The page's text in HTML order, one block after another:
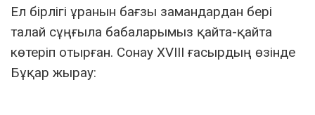
Ел бірлігі ұранын бағзы замандардан бері
талай сұңғыла бабаларымыз қайта-қайта
көтеріп отырған. Сонау ХVІІІ ғасырдың өзінде
Бұқар жырау: